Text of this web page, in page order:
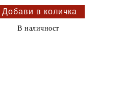
В наличност